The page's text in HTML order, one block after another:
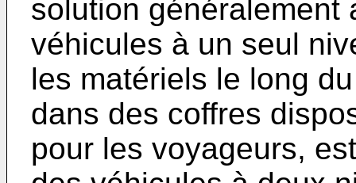
solution généralement
véhicules à un seul
les matériels le long
dans des coffres
pour les voyageurs,